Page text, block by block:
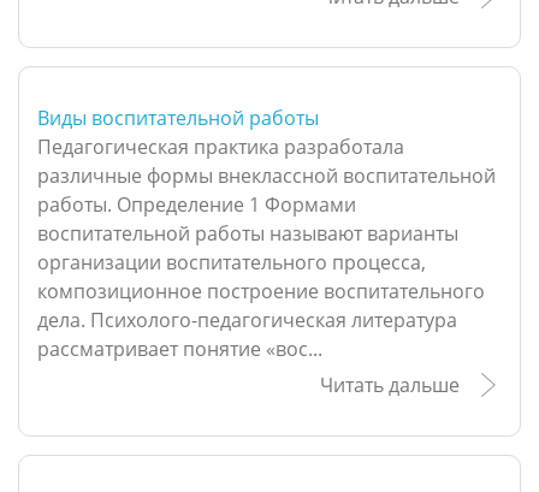
Виды воспитательной работы
Педагогическая практика разработала
различные формы внеклассной воспитательной
работы. Определение 1 Формами
воспитательной работы называют варианты
организации воспитательного процесса,
композиционное построение воспитательного
дела. Психолого-педагогическая литература
рассматривает понятие «вос...
Читать дальше